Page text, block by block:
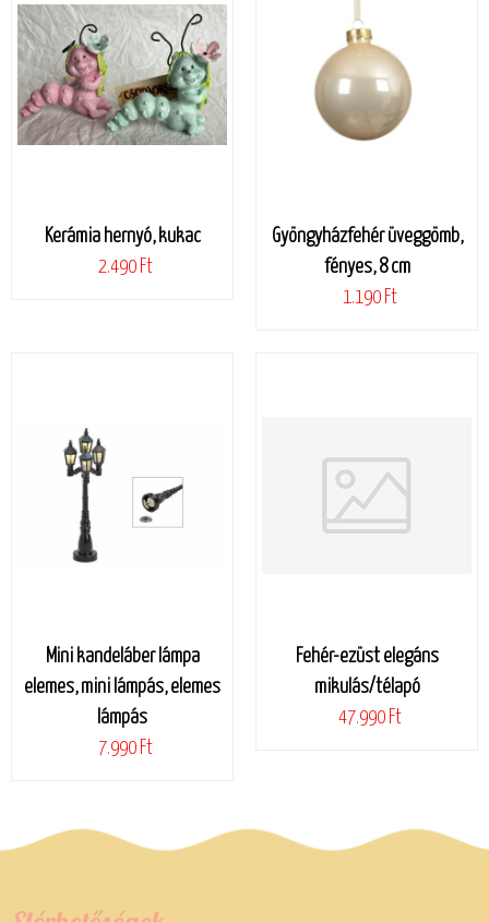
Kerámia hernyó, kukac
2.490 Ft
Gyöngyházfehér üveggömb,
fényes, 8 cm
1.190 Ft
Mini kandeláber lámpa
elemes, mini lámpás, elemes
lámpás
7.990 Ft
Fehér-ezüst elegáns
mikulás/télapó
47.990 Ft